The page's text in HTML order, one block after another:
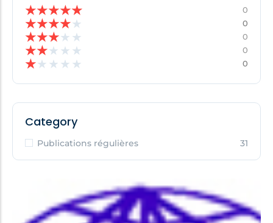
★★★★★ 0
★★★★★ 0
★★★★ ★ 0
★★★ ★ ★ 0
★★ ★ ★ ★ 0
Category
Publications régulières 31